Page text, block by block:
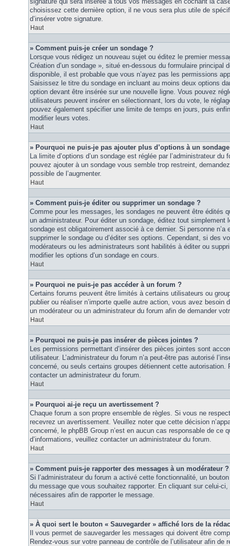
choisissez cette dernière option, il ne vous sera plus utile de
d’insérer votre signature.
Haut
» Comment puis-je créer un sondage ?
Lorsque vous rédigez un nouveau sujet ou éditez le premier
Création d’un sondage », situé en-dessous du formulaire principal
disponible, il est probable que vous n’ayez pas les permissions
Saisissez le titre du sondage en incluant au moins deux options
option devant être insérée sur une nouvelle ligne. Vous pouvez
utilisateurs peuvent insérer en sélectionnant, lors du vote, le
pouvez également spécifier une limite de temps en jours, puis
modifier leurs votes.
Haut
» Pourquoi ne puis-je pas ajouter plus d’options à un
La limite d’options d’un sondage est réglée par l’administrateur
pouvez ajouter à un sondage vous semble trop restreint,
possible de l’augmenter.
Haut
» Comment puis-je éditer ou supprimer un sondage ?
Comme pour les messages, les sondages ne peuvent être édités
un administrateur. Pour éditer un sondage, éditez tout simplement
sondage est obligatoirement associé à ce dernier. Si personne
supprimer le sondage ou d’éditer ses options. Cependant, si des
modérateurs ou les administrateurs sont habilités à éditer ou
modifier les options d’un sondage en cours.
Haut
» Pourquoi ne puis-je pas accéder à un forum ?
Certains forums peuvent être limités à certains utilisateurs ou
publier ou réaliser n’importe quelle autre action, vous avez besoin
un modérateur ou un administrateur du forum afin de demander
Haut
» Pourquoi ne puis-je pas insérer de pièces jointes ?
Les permissions permettant d’insérer des pièces jointes sont
utilisateur. L’administrateur du forum n’a peut-être pas autorisé
concerné, ou seuls certains groupes détiennent cette autorisation.
contacter un administrateur du forum.
Haut
» Pourquoi ai-je reçu un avertissement ?
Chaque forum a son propre ensemble de règles. Si vous ne
recevrez un avertissement. Veuillez noter que cette décision
concerné, le phpBB Group n’est en aucun cas responsable de ce
d’informations, veuillez contacter un administrateur du forum.
Haut
» Comment puis-je rapporter des messages à un modérateur ?
Si l’administrateur du forum a activé cette fonctionnalité, un
du message que vous souhaitez rapporter. En cliquant sur celui-
nécessaires afin de rapporter le message.
Haut
» À quoi sert le bouton « Sauvegarder » affiché lors de la
Il vous permet de sauvegarder les messages qui doivent être
Rendez-vous sur votre panneau de contrôle de l’utilisateur afin de